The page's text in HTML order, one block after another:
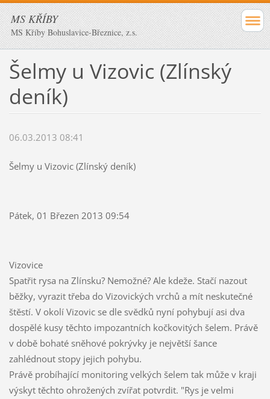
MS KŘÍBY
MS Kříby Bohuslavice-Březnice, z.s.
Šelmy u Vizovic (Zlínský
deník)
06.03.2013 08:41
Šelmy u Vizovic (Zlínský deník)
Pátek, 01 Březen 2013 09:54
Vizovice
Spatřit rysa na Zlínsku? Nemožné? Ale kdeže. Stačí nazout
běžky, vyrazit třeba do Vizovických vrchů a mít neskutečné
štěstí. V okolí Vizovic se dle svědků nyní pohybují asi dva
dospělé kusy těchto impozantních kočkovitých šelem. Právě
v době bohaté sněhové pokrývky je největší šance
zahlédnout stopy jejich pohybu.
Právě probíhající monitoring velkých šelem tak může v kraji
výskyt těchto ohrožených zvířat potvrdit. "Rys je velmi